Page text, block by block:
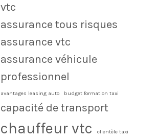
vtc
assurance tous risques
assurance vtc
assurance véhicule
professionnel
avantages leasing auto budget formation taxi
capacité de transport
chauffeur vtc clientèle taxi